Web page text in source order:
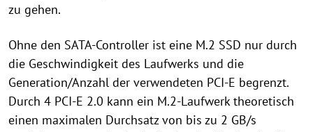
zu gehen.
Ohne den SATA-Controller ist eine M.2 SSD nur durch
die Geschwindigkeit des Laufwerks und die
Generation/Anzahl der verwendeten PCI-E begrenzt.
Durch 4 PCI-E 2.0 kann ein M.2-Laufwerk theoretisch
einen maximalen Durchsatz von bis zu 2 GB/s